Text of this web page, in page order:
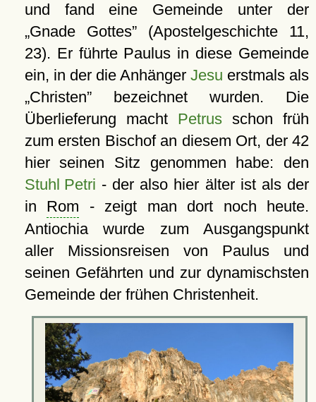
und fand eine Gemeinde unter der
Gnade Gottes (Apostelgeschichte 11,
23). Er führte Paulus in diese Gemeinde
ein, in der die Anhänger Jesu erstmals als
Christen bezeichnet wurden. Die
Überlieferung macht Petrusschon früh
zum ersten Bischof an diesem Ort, der 42
hier seinen Sitz genommen habe: den
Stuhl Petri - der also hier älter ist als der
in Rom - zeigt man dort noch heute.
Antiochia wurde zum Ausgangspunkt
aller Missionsreisen von Paulus und
seinen Gefährten und zur dynamischsten
Gemeinde der frühen Christenheit.